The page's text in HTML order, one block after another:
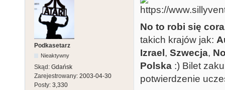
Podkasetarz
Nieaktywny
Skąd: Gdańsk
Zarejestrowany: 2003-04-30
Posty: 3,330
No to robi się
takich krajów jak:
Izrael , Szwecja,
Polska :) Bilet
potwierdzenie